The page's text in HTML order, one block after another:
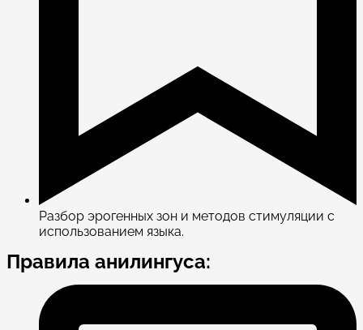
Разбор эрогенных зон и методов стимуляции с
использованием языка.
Правила анилингуса: